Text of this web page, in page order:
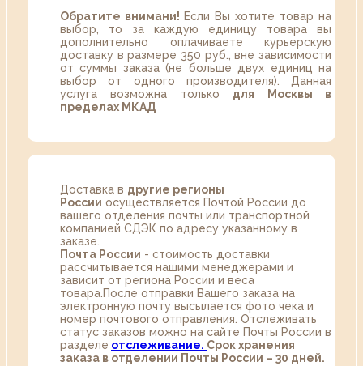
Обратите внимани! Если Вы хотите товар на
выбор, то за каждую единицу товара вы
дополнительно оплачиваете курьерскую
доставку в размере 350 руб., вне зависимости
от суммы заказа (не больше двух единиц на
выбор от одного производителя). Данная
услуга возможна только для Москвы в
пределах МКАД
Доставка в другие регионы
России осуществляется Почтой России до
вашего отделения почты или транспортной
компанией СДЭК по адресу указанному в
заказе.
Почта России - стоимость доставки
рассчитывается нашими менеджерами и
зависит от региона России и веса
товара.После отправки Вашего заказа на
электронную почту высылается фото чека и
номер почтового отправления. Отслеживать
статус заказов можно на сайте Почты России в
разделе oтслеживание. Срок хранения
заказа в отделении Почты России – 30 дней.